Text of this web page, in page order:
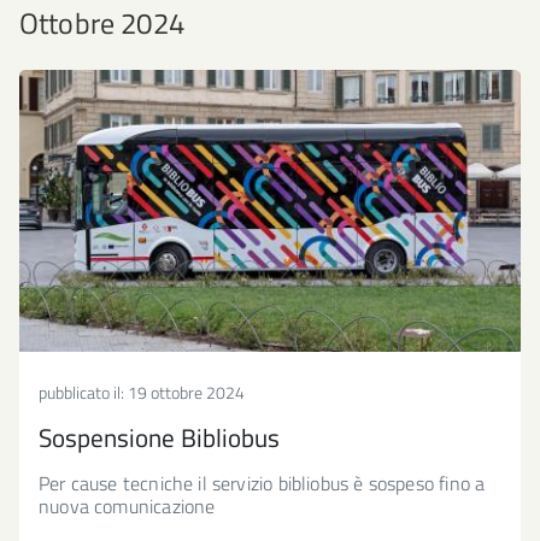
Ottobre 2024
pubblicato il: 19 ottobre 2024
Sospensione Bibliobus
Per cause tecniche il servizio bibliobus è sospeso fino a
nuova comunicazione